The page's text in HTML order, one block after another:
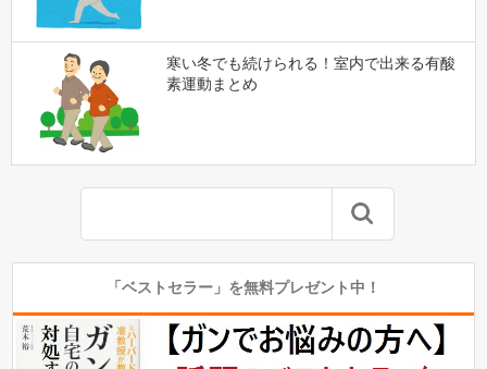
寒い冬でも続けられる！室内で出来る有酸
素運動まとめ
「ベストセラー」を無料プレゼント中！